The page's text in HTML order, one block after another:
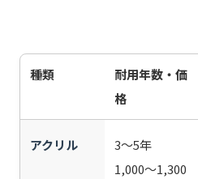
種類
耐用年数・価
格
アクリル
3〜5年
1,000〜1,300